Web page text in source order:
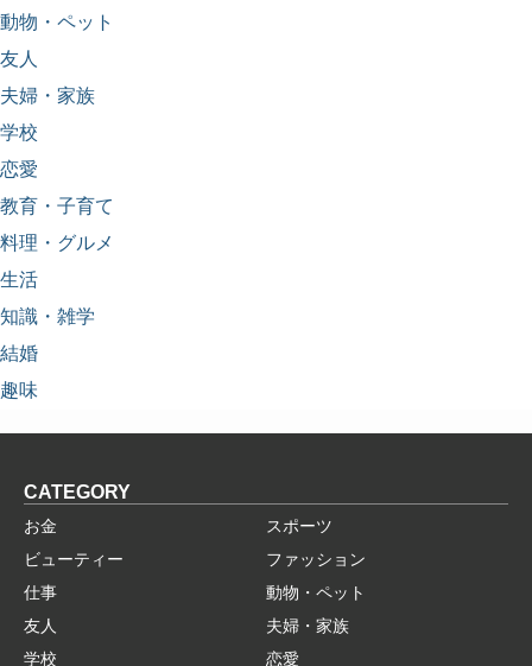
動物・ペット
友人
夫婦・家族
学校
恋愛
教育・子育て
料理・グルメ
生活
知識・雑学
結婚
趣味
CATEGORY
お金
スポーツ
ビューティー
ファッション
仕事
動物・ペット
友人
夫婦・家族
学校
恋愛